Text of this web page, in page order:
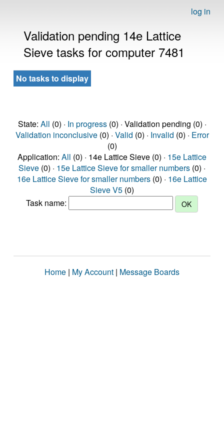
log in
Validation pending 14e Lattice
Sieve tasks for computer 7481
No tasks to display
State: All (0) · In progress(0) · Validation pending (0) ·
Validation inconclusive(0) · Valid (0) · Invalid (0) · Error
(0)
Application: All (0) · 14e Lattice Sieve (0) · 15e Lattice
Sieve (0) · 15e Lattice Sieve for smaller numbers (0) ·
16e Lattice Sieve for smaller numbers (0) · 16e Lattice
Sieve V5 (0)
Task name:
Home | My Account | Message Boards